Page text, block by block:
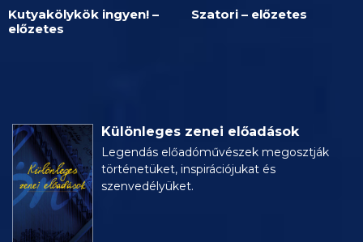
Kutyakölykök ingyen! –
előzetes
Szatori – előzetes
Különleges zenei előadások
Legendás előadóművészek megosztják
történetüket, inspirációjukat és
szenvedélyüket.